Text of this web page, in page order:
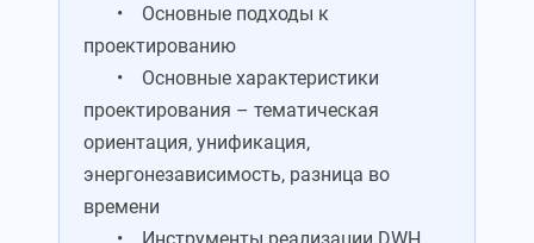
• Основные подходы к
проектированию
• Основные характеристики
проектирования – тематическая
ориентация, унификация,
энергонезависимость, разница во
времени